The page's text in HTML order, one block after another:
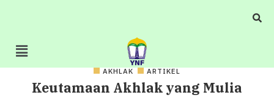
AKHLAK ARTIKEL
Keutamaan Akhlak yang Mulia